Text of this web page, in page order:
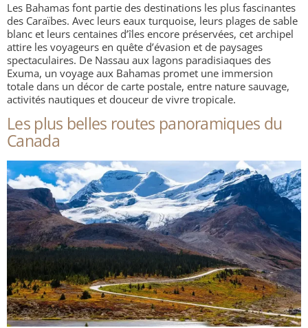
Les Bahamas font partie des destinations les plus fascinantes
des Caraïbes. Avec leurs eaux turquoise, leurs plages de sable
blanc et leurs centaines d’îles encore préservées, cet archipel
attire les voyageurs en quête d’évasion et de paysages
spectaculaires. De Nassau aux lagons paradisiaques des
Exuma, un voyage aux Bahamas promet une immersion
totale dans un décor de carte postale, entre nature sauvage,
activités nautiques et douceur de vivre tropicale.
Les plus belles routes panoramiques du
Canada